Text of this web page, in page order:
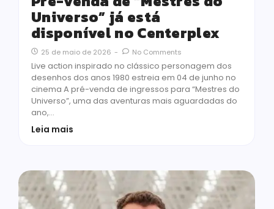
Universo” já está
disponível no Centerplex
25 de maio de 2026 - No Comments
Live action inspirado no clássico personagem dos
desenhos dos anos 1980 estreia em 04 de junho no
cinema A pré-venda de ingressos para “Mestres do
Universo”, uma das aventuras mais aguardadas do
ano,…
Leia mais